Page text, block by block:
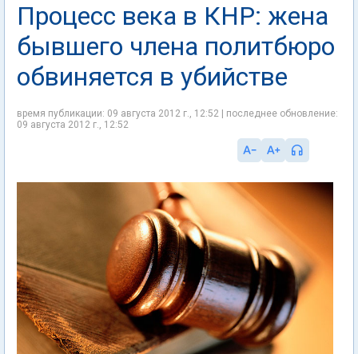
Процесс века в КНР: жена
бывшего члена политбюро
обвиняется в убийстве
время публикации: 09 августа 2012 г., 12:52 | последнее обновление:
09 августа 2012 г., 12:52